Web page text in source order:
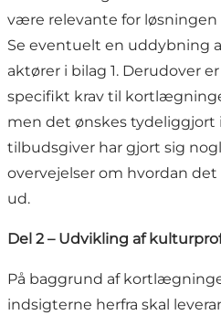
være relevante for løsningen
Se eventuelt en uddybning
aktører i bilag 1. Derudover
specifikt krav til
men det ønskes tydeliggjort
tilbudsgiver har gjort sig
overvejelser om hvordan det
ud.
Del 2 – Udvikling af
På baggrund af
indsigterne herfra skal